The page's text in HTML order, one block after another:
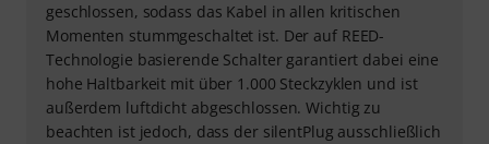
geschlossen, sodass das Kabel in allen kritischen
Momenten stummgeschaltet ist. Der auf REED-
Technologie basierende Schalter garantiert dabei eine
hohe Haltbarkeit mit über 1.000 Steckzyklen und ist
außerdem luftdicht abgeschlossen. Wichtig zu
beachten ist jedoch, dass der silentPlug ausschließlich